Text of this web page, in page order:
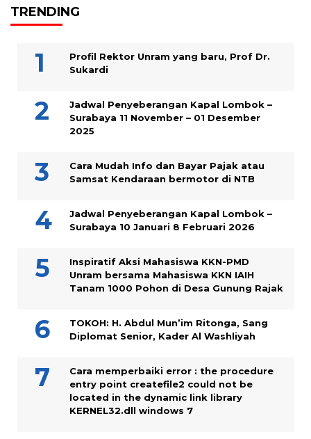
TRENDING
Profil Rektor Unram yang baru, Prof Dr.
Sukardi
Jadwal Penyeberangan Kapal Lombok –
Surabaya 11 November – 01 Desember
2025
Cara Mudah Info dan Bayar Pajak atau
Samsat Kendaraan bermotor di NTB
Jadwal Penyeberangan Kapal Lombok –
Surabaya 10 Januari 8 Februari 2026
Inspiratif Aksi Mahasiswa KKN-PMD
Unram bersama Mahasiswa KKN IAIH
Tanam 1000 Pohon di Desa Gunung Rajak
TOKOH: H. Abdul Mun’im Ritonga, Sang
Diplomat Senior, Kader Al Washliyah
Cara memperbaiki error : the procedure
entry point createfile2 could not be
located in the dynamic link library
KERNEL32.dll windows 7